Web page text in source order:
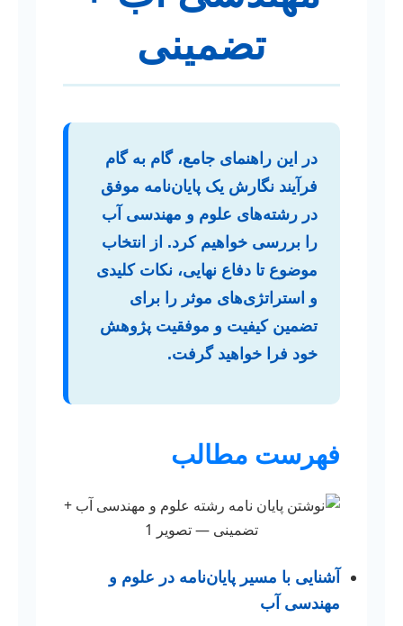
تضمینی
در این راهنمای جامع، گام به گام
فرآیند نگارش یک پایان‌نامه موفق
در رشته‌های علوم و مهندسی آب
را بررسی خواهیم کرد. از انتخاب
موضوع تا دفاع نهایی، نکات کلیدی
و استراتژی‌های موثر را برای
تضمین کیفیت و موفقیت پژوهش
خود فرا خواهید گرفت.
فهرست مطالب
آشنایی با مسیر پایان‌نامه در علوم و
مهندسی آب